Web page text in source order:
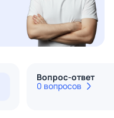
Вопрос-ответ
0 вопросов